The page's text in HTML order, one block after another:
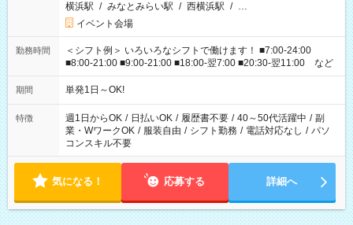
横浜駅 / みなとみらい駅 / 西横浜駅 / …
イベント会場
勤務時間
＜シフト例＞ いろいろなシフトで働けます！ ■7:00-24:00
■8:00-21:00 ■9:00-21:00 ■18:00-翌7:00 ■20:30-翌11:00 など
期間 単発1日～OK!
特徴 週1日からOK / 日払いOK / 履歴書不要 / 40～50代活躍中 / 副
業・WワークOK / 服装自由 / シフト勤務 / 電話対応なし / パソ
コンスキル不要
気になる！ 応募する 詳細へ